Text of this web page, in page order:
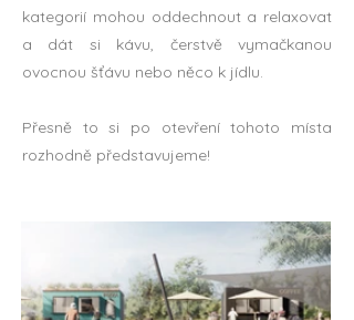
kategorií mohou oddechnout a relaxovat
a dát si kávu, čerstvě vymačkanou
ovocnou šťávu nebo něco k jídlu.
Přesně to si po otevření tohoto místa
rozhodně představujeme!